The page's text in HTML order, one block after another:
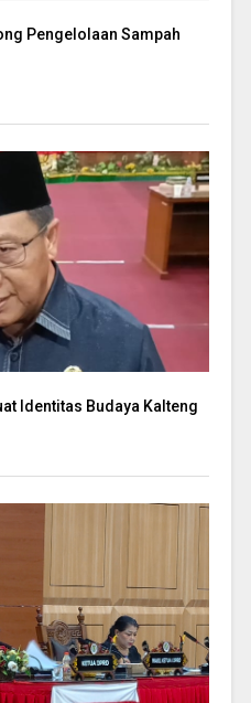
Pengelolaan Sampah
Identitas Budaya Kalteng